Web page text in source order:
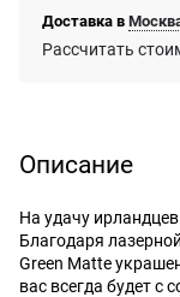
Доставка в
Рассчитать
Описание
На удачу
Благодаря
Green Matte
вас всегда будет с